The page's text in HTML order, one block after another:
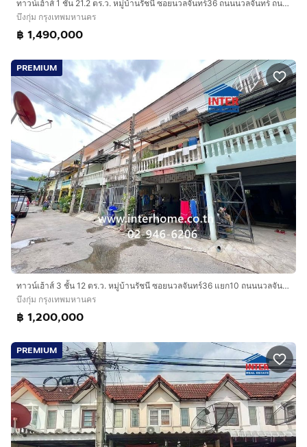
ทาวน์เฮ้าส์ 1 ชั้น 21.2 ตร.ว. หมู่บ้านรัชนี ซอยนวลจันทร์36 ถนนนวลจันทร์ ถนนรามอินทรา ถนนเกษตร-นวมินทร์ เขตบึงกุ่ม กรุงเทพมหานคร
บึงกุ่ม กรุงเทพมหานคร
฿ 1,490,000
PREMIUM
ทาวน์เฮ้าส์ 3 ชั้น 12 ตร.ว. หมู่บ้านรัชนี ซอยนวลจันทร์36 แยก10 ถนนนวลจันทร์ ถนนประดิษฐ์มนูธรรม เขตบึงกุ่ม กรุงเทพมหานคร
บึงกุ่ม กรุงเทพมหานคร
฿ 1,200,000
PREMIUM